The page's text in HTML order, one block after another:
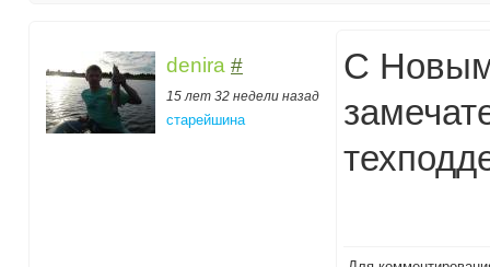
denira #
15 лет 32 недели назад
старейшина
С